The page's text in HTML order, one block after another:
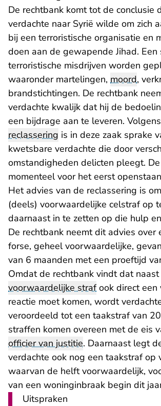
De rechtbank komt tot de conclusie
verdachte naar Syrië wilde om zich
bij een terroristische organisatie en
doen aan de gewapende Jihad.
terroristische misdrijven worden
waaronder martelingen, moord,
brandstichtingen. De rechtbank
verdachte kwalijk dat hij de
een bijdrage aan te leveren.
reclassering is in deze zaak sprake
kwetsbare verdachte die door
omstandigheden delicten pleegt.
momenteel voor het eerst
Het advies van de reclassering is
(deels) voorwaardelijke celstraf op
daarnaast in te zetten op die hulp
De rechtbank neemt dit advies over
forse, geheel voorwaardelijke,
van 6 maanden met een proeftijd
Omdat de rechtbank vindt dat naast
voorwaardelijke strafook direct een
reactie moet komen, wordt
veroordeeld tot een taakstraf van
straffen komen overeen met de eis
officier van justitie. Daarnaast legt
verdachte ook nog een taakstraf op
waarvan de helft voorwaardelijk,
van een woninginbraak begin dit
Uitspraken